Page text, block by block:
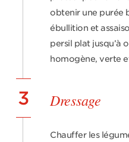
obtenir une purée
ébullition et
persil plat jusqu’à
homogène, verte
3 Dressage
Chauffer les